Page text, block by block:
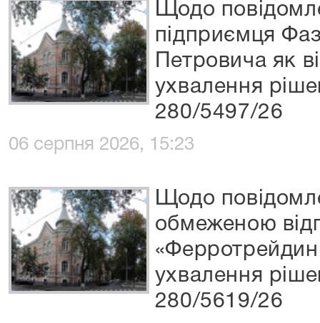
Щодо
підприємця
Петровича як
ухвалення
280/5497/26
06 серпня 2026, 15:23
Щодо
обмеженою
ухвалення
280/5619/26